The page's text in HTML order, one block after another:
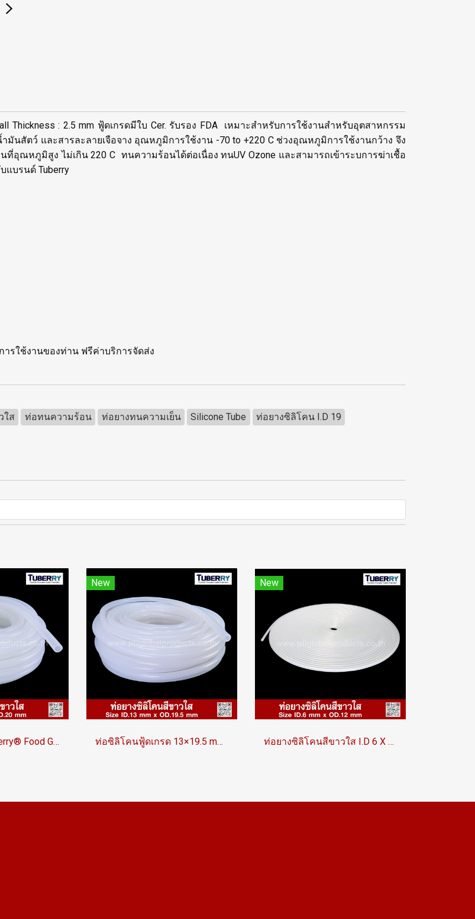
Thickness : 2.5 mm ฟู้ดเกรดมีใบ Cer. รับรอง FDA เหมาะสำหรับการใช้งานสำหรับอุตสาหกรรม
นสัตว์ และสารละลายเจือจาง อุณหภูมิการใช้งาน -70 to +220 C ช่วงอุณหภูมิการใช้งานกว้าง จึง
อุณหภูมิสูง ไม่เกิน 220 C ทนความร้อนได้ต่อเนื่อง ทนUV Ozone และสามารถเข้าระบการฆ่าเชื้อ
บรนด์ Tuberry
รใช้งานของท่าน ฟรีค่าบริการจัดส่ง
ใส ท่อทนความร้อน ท่อยางทนความเย็น Silicone Tube ท่อยางซิลิโคน I.D 19
ท่อซิลิโคนใส Tuberry® Food Grade FDA ขนาด ID 15mm x OD 20mm
New
ท่อซิลิโคนฟู้ดเกรด 13×19.5 mm. Tuberry® | Made in Thailand
New
ท่อยางซิลิโคนสีขาวใส I.D 6 X O.D 12 mm